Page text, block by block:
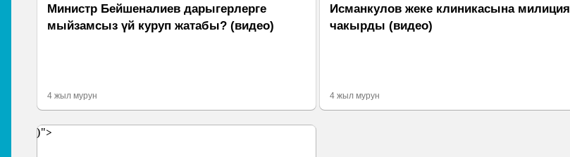
Министр Бейшеналиев дарыгерлерге
мыйзамсыз үй куруп жатабы? (видео)
4 жыл мурун
Исманкулов жеке клиникасына милиция
чакырды (видео)
4 жыл мурун
)">